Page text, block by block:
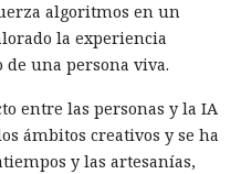
algoritmos en un
la experiencia
una persona viva.
entre las personas y la IA
ámbitos creativos y se ha
y las artesanías,